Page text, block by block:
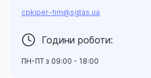
cpkiper-hm@sgtas.ua
Години роботи:
ПН-ПТ з 09:00 - 18:00